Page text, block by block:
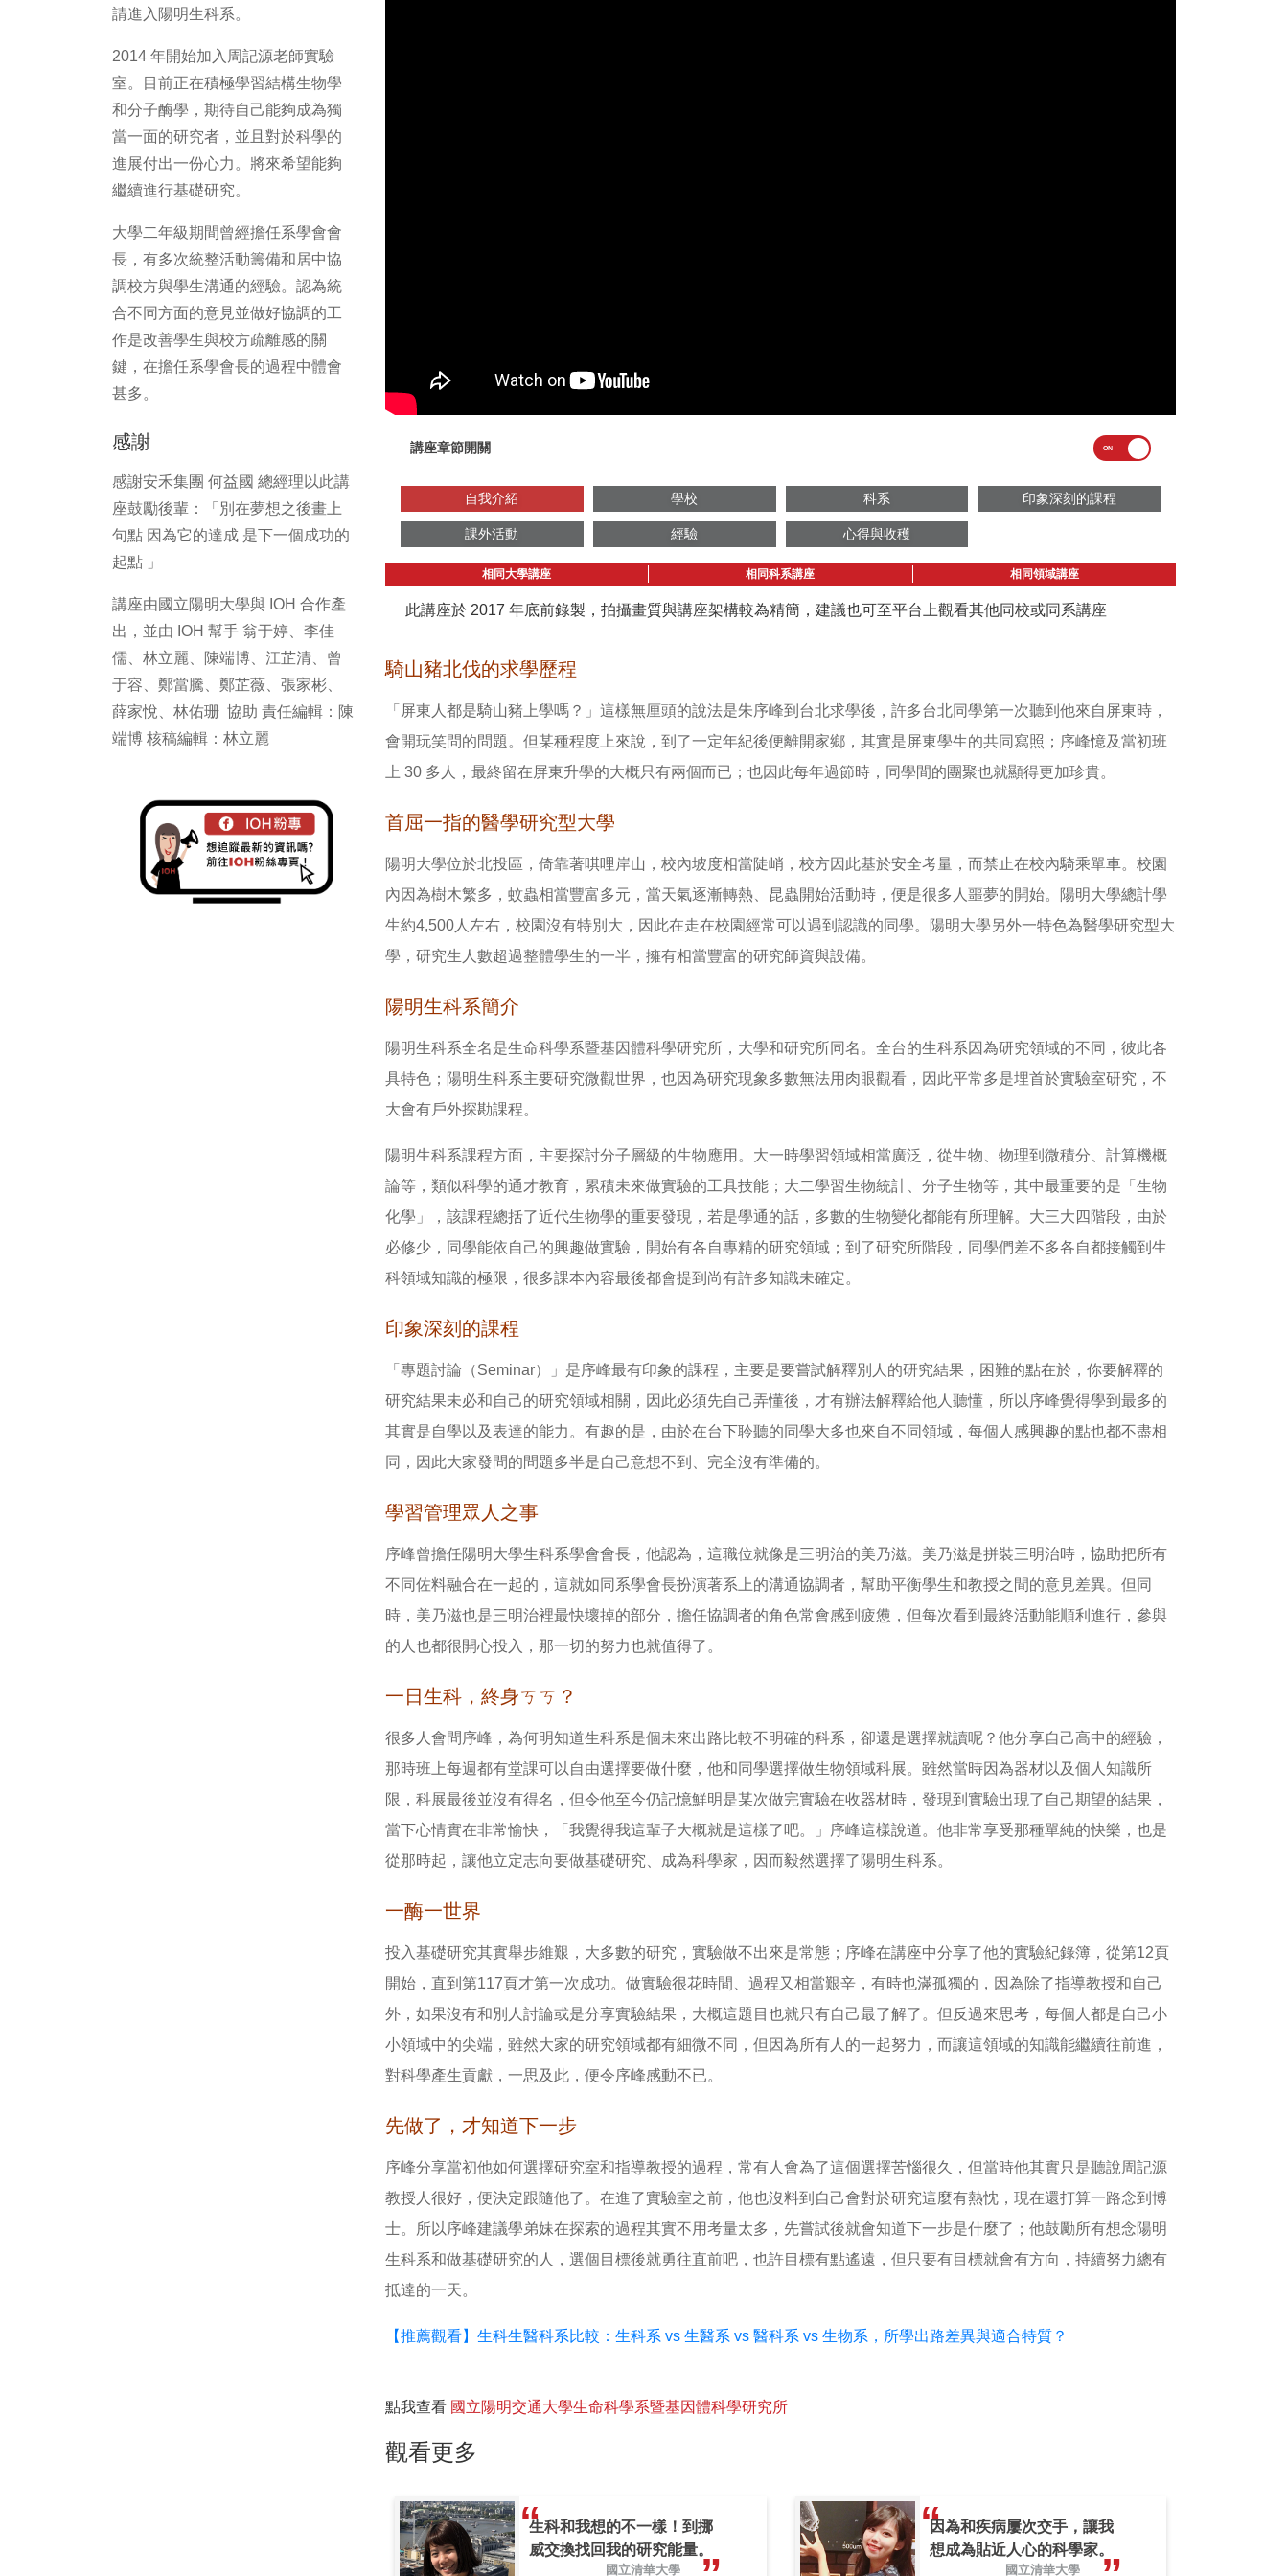
請進入陽明生科系。
2014 年開始加入周記源老師實驗
室。目前正在積極學習結構生物學
和分子酶學，期待自己能夠成為獨
當一面的研究者，並且對於科學的
進展付出一份心力。將來希望能夠
繼續進行基礎研究。
大學二年級期間曾經擔任系學會會
長，有多次統整活動籌備和居中協
調校方與學生溝通的經驗。認為統
合不同方面的意見並做好協調的工
作是改善學生與校方疏離感的關
鍵，在擔任系學會長的過程中體會
甚多。
感謝
感謝安禾集團 何益國 總經理以此講
座鼓勵後輩：「別在夢想之後畫上
句點 因為它的達成 是下一個成功的
起點 」
講座由國立陽明大學與 IOH 合作產
出，並由 IOH 幫手 翁于婷、李佳
儒、林立麗、陳端博、江芷清、曾
于容、鄭當騰、鄭芷薇、張家彬、
薛家悅、林佑珊 協助 責任編輯：陳
端博 核稿編輯：林立麗
講座章節開關
自我介紹 學校 科系 印象深刻的課程
課外活動 經驗 心得與收穫
相同大學講座 相同科系講座 相同領域講座
此講座於 2017 年底前錄製，拍攝畫質與講座架構較為精簡，建議也可至平台上觀看其他同校或同系講座
騎山豬北伐的求學歷程
「屏東人都是騎山豬上學嗎？」這樣無厘頭的說法是朱序峰到台北求學後，許多台北同學第一次聽到他來自屏東時，
會開玩笑問的問題。但某種程度上來說，到了一定年紀後便離開家鄉，其實是屏東學生的共同寫照；序峰憶及當初班
上 30 多人，最終留在屏東升學的大概只有兩個而已；也因此每年過節時，同學間的團聚也就顯得更加珍貴。
首屈一指的醫學研究型大學
陽明大學位於北投區，倚靠著唭哩岸山，校內坡度相當陡峭，校方因此基於安全考量，而禁止在校內騎乘單車。校園
內因為樹木繁多，蚊蟲相當豐富多元，當天氣逐漸轉熱、昆蟲開始活動時，便是很多人噩夢的開始。陽明大學總計學
生約4,500人左右，校園沒有特別大，因此在走在校園經常可以遇到認識的同學。陽明大學另外一特色為醫學研究型大
學，研究生人數超過整體學生的一半，擁有相當豐富的研究師資與設備。
陽明生科系簡介
陽明生科系全名是生命科學系暨基因體科學研究所，大學和研究所同名。全台的生科系因為研究領域的不同，彼此各
具特色；陽明生科系主要研究微觀世界，也因為研究現象多數無法用肉眼觀看，因此平常多是埋首於實驗室研究，不
大會有戶外探勘課程。
陽明生科系課程方面，主要探討分子層級的生物應用。大一時學習領域相當廣泛，從生物、物理到微積分、計算機概
論等，類似科學的通才教育，累積未來做實驗的工具技能；大二學習生物統計、分子生物等，其中最重要的是「生物
化學」，該課程總括了近代生物學的重要發現，若是學通的話，多數的生物變化都能有所理解。大三大四階段，由於
必修少，同學能依自己的興趣做實驗，開始有各自專精的研究領域；到了研究所階段，同學們差不多各自都接觸到生
科領域知識的極限，很多課本內容最後都會提到尚有許多知識未確定。
印象深刻的課程
「專題討論（Seminar）」是序峰最有印象的課程，主要是要嘗試解釋別人的研究結果，困難的點在於，你要解釋的
研究結果未必和自己的研究領域相關，因此必須先自己弄懂後，才有辦法解釋給他人聽懂，所以序峰覺得學到最多的
其實是自學以及表達的能力。有趣的是，由於在台下聆聽的同學大多也來自不同領域，每個人感興趣的點也都不盡相
同，因此大家發問的問題多半是自己意想不到、完全沒有準備的。
學習管理眾人之事
序峰曾擔任陽明大學生科系學會會長，他認為，這職位就像是三明治的美乃滋。美乃滋是拼裝三明治時，協助把所有
不同佐料融合在一起的，這就如同系學會長扮演著系上的溝通協調者，幫助平衡學生和教授之間的意見差異。但同
時，美乃滋也是三明治裡最快壞掉的部分，擔任協調者的角色常會感到疲憊，但每次看到最終活動能順利進行，參與
的人也都很開心投入，那一切的努力也就值得了。
一日生科，終身ㄎㄎ？
很多人會問序峰，為何明知道生科系是個未來出路比較不明確的科系，卻還是選擇就讀呢？他分享自己高中的經驗，
那時班上每週都有堂課可以自由選擇要做什麼，他和同學選擇做生物領域科展。雖然當時因為器材以及個人知識所
限，科展最後並沒有得名，但令他至今仍記憶鮮明是某次做完實驗在收器材時，發現到實驗出現了自己期望的結果，
當下心情實在非常愉快，「我覺得我這輩子大概就是這樣了吧。」序峰這樣說道。他非常享受那種單純的快樂，也是
從那時起，讓他立定志向要做基礎研究、成為科學家，因而毅然選擇了陽明生科系。
一酶一世界
投入基礎研究其實舉步維艱，大多數的研究，實驗做不出來是常態；序峰在講座中分享了他的實驗紀錄簿，從第12頁
開始，直到第117頁才第一次成功。做實驗很花時間、過程又相當艱辛，有時也滿孤獨的，因為除了指導教授和自己
外，如果沒有和別人討論或是分享實驗結果，大概這題目也就只有自己最了解了。但反過來思考，每個人都是自己小
小領域中的尖端，雖然大家的研究領域都有細微不同，但因為所有人的一起努力，而讓這領域的知識能繼續往前進，
對科學產生貢獻，一思及此，便令序峰感動不已。
先做了，才知道下一步
序峰分享當初他如何選擇研究室和指導教授的過程，常有人會為了這個選擇苦惱很久，但當時他其實只是聽說周記源
教授人很好，便決定跟隨他了。在進了實驗室之前，他也沒料到自己會對於研究這麼有熱忱，現在還打算一路念到博
士。所以序峰建議學弟妹在探索的過程其實不用考量太多，先嘗試後就會知道下一步是什麼了；他鼓勵所有想念陽明
生科系和做基礎研究的人，選個目標後就勇往直前吧，也許目標有點遙遠，但只要有目標就會有方向，持續努力總有
抵達的一天。
【推薦觀看】生科生醫科系比較：生科系 vs 生醫系 vs 醫科系 vs 生物系，所學出路差異與適合特質？
點我查看 國立陽明交通大學生命科學系暨基因體科學研究所
觀看更多
生科和我想的不一樣！到挪
威交換找回我的研究能量。
國立清華大學
因為和疾病屢次交手，讓我
想成為貼近人心的科學家。
國立清華大學